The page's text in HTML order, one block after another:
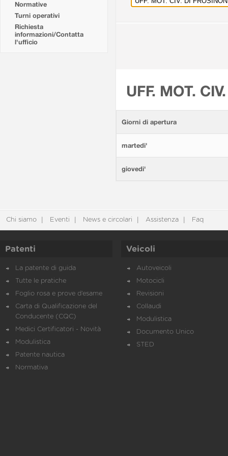
Normative
Turni operativi
Richiesta
informazioni/Contatta
l'ufficio
UFF. MOT.
Giorni di apertura
martedi'
giovedi'
Chi siamo Eventi News e circolari Assistenza Faq
Patenti
La patente di guida
Tutte le pratiche
Foglio rosa e prove d’esame
Carta di Qualificazione del
Conducente (CQC)
Medici Certificatori - Novità
Modulistica
Patente nautica
Normativa
Veicoli
Autoveicoli
Motocicli
Revisioni
Collaudi
Modulistica
Documento Unico
STED